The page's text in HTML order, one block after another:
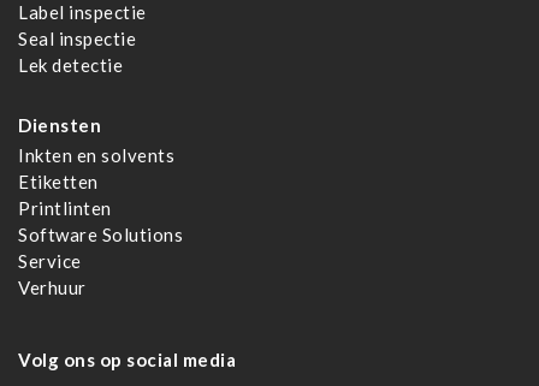
Label inspectie
Seal inspectie
Lek detectie
Diensten
Inkten en solvents
Etiketten
Printlinten
Software Solutions
Service
Verhuur
Volg ons op social media